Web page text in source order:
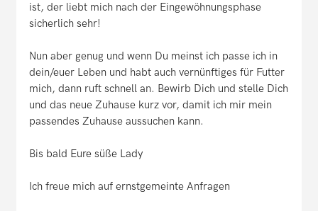
ist, der liebt mich nach der Eingewöhnungsphase
sicherlich sehr!
Nun aber genug und wenn Du meinst ich passe ich in
dein/euer Leben und habt auch vernünftiges für Futter
mich, dann ruft schnell an. Bewirb Dich und stelle Dich
und das neue Zuhause kurz vor, damit ich mir mein
passendes Zuhause aussuchen kann.
Bis bald Eure süße Lady
Ich freue mich auf ernstgemeinte Anfragen